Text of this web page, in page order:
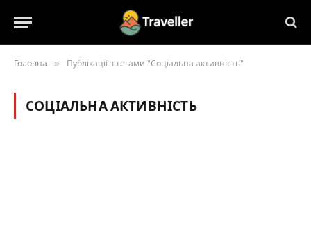
Головна » Публікації з тегами "Соціальна активність"
СОЦІАЛЬНА АКТИВНІСТЬ